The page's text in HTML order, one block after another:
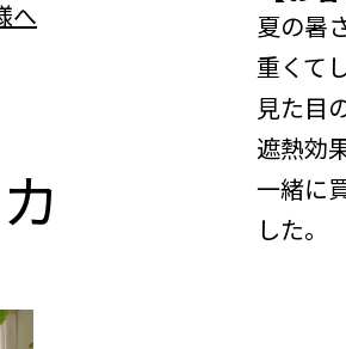
夏の暑
重くて
見た目
遮熱効
一緒に
した。
カ